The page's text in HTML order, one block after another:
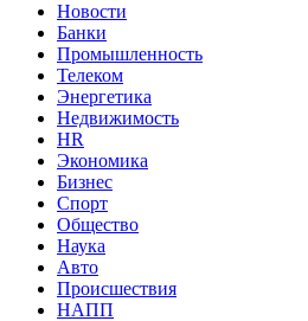
Новости
Банки
Промышленность
Телеком
Энергетика
Недвижимость
HR
Экономика
Бизнес
Спорт
Общество
Наука
Авто
Происшествия
НАПП